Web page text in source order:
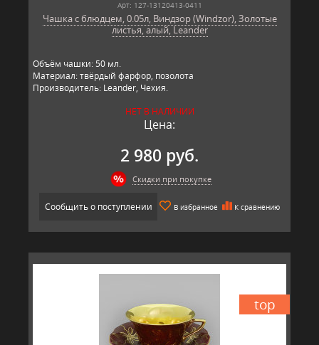
Арт: 127-13120413-0411
Чашка с блюдцем, 0.05л, Виндзор (Windzor), Золотые
листья, алый, Leander
Объём чашки: 50 мл.
Материал: твёрдый фарфор, позолота
Производитель: Leander, Чехия.
НЕТ В НАЛИЧИИ
Цена:
2 980 руб.
Скидки при покупке
Сообщить о поступлении В избранное К сравнению
top